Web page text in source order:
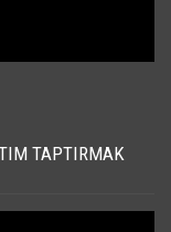
TAPTIRMAK